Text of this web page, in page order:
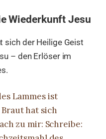
Wiederkunft Jesu
sich der Heilige Geist
– den Erlöser im
Lammes ist
hat sich
zu mir: Schreibe: